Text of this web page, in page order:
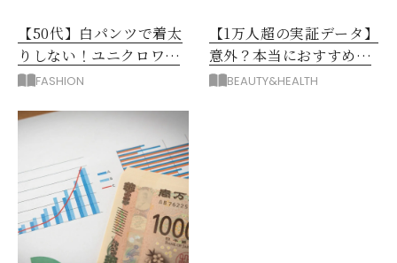
【50代】白パンツで着太
りしない！ユニクロワイ
ドパンツ夏の着回しテク
FASHION
【1万人超の実証データ】
意外？本当におすすめな
運動とストレス解消法と
BEAUTY&HEALTH